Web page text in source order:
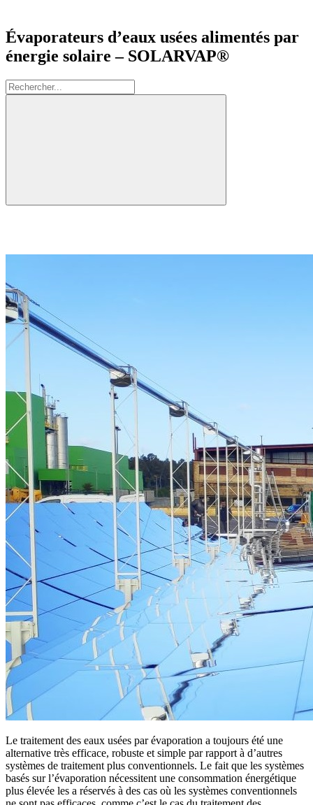
Évaporateurs d’eaux usées alimentés par
énergie solaire – SOLARVAP®
Rechercher:
Le traitement des eaux usées par évaporation a toujours été une
alternative très efficace, robuste et simple par rapport à d’autres
systèmes de traitement plus conventionnels. Le fait que les systèmes
basés sur l’évaporation nécessitent une consommation énergétique
plus élevée les a réservés à des cas où les systèmes conventionnels